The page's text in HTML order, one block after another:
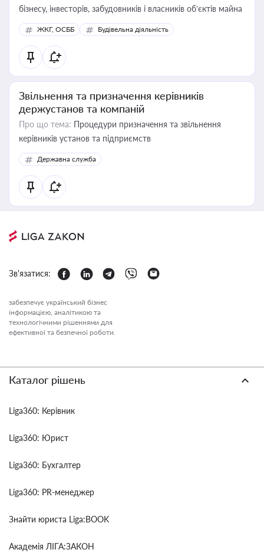
бізнесу, інвесторів, забудовників і власників об’єктів майна
ЖКГ, ОСББ Будівельна діяльність
Звільнення та призначення керівників
держустанов та компаній
Про що тема: Процедури призначення та звільнення
керівників установ та підприємств
Державна служба
Зв'язатися:
забезпечує український бізнес
інформацією, аналітикою та
технологічними рішеннями для
ефективної та безпечної роботи.
Каталог рішень
Liga360: Керівник
Liga360: Юрист
Liga360: Бухгалтер
Liga360: PR-менеджер
Знайти юриста Liga:BOOK
Академія ЛІГА:ЗАКОН